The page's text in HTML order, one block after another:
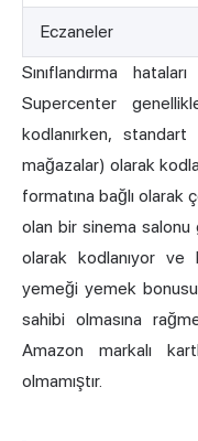
Eczaneler
Sınıflandırma
Supercenter
kodlanırken,
mağazalar) olarak
formatına bağlı olarak
olan bir sinema
olarak kodlanıyor
yemeği yemek
sahibi olmasına
Amazon markalı
olmamıştır.